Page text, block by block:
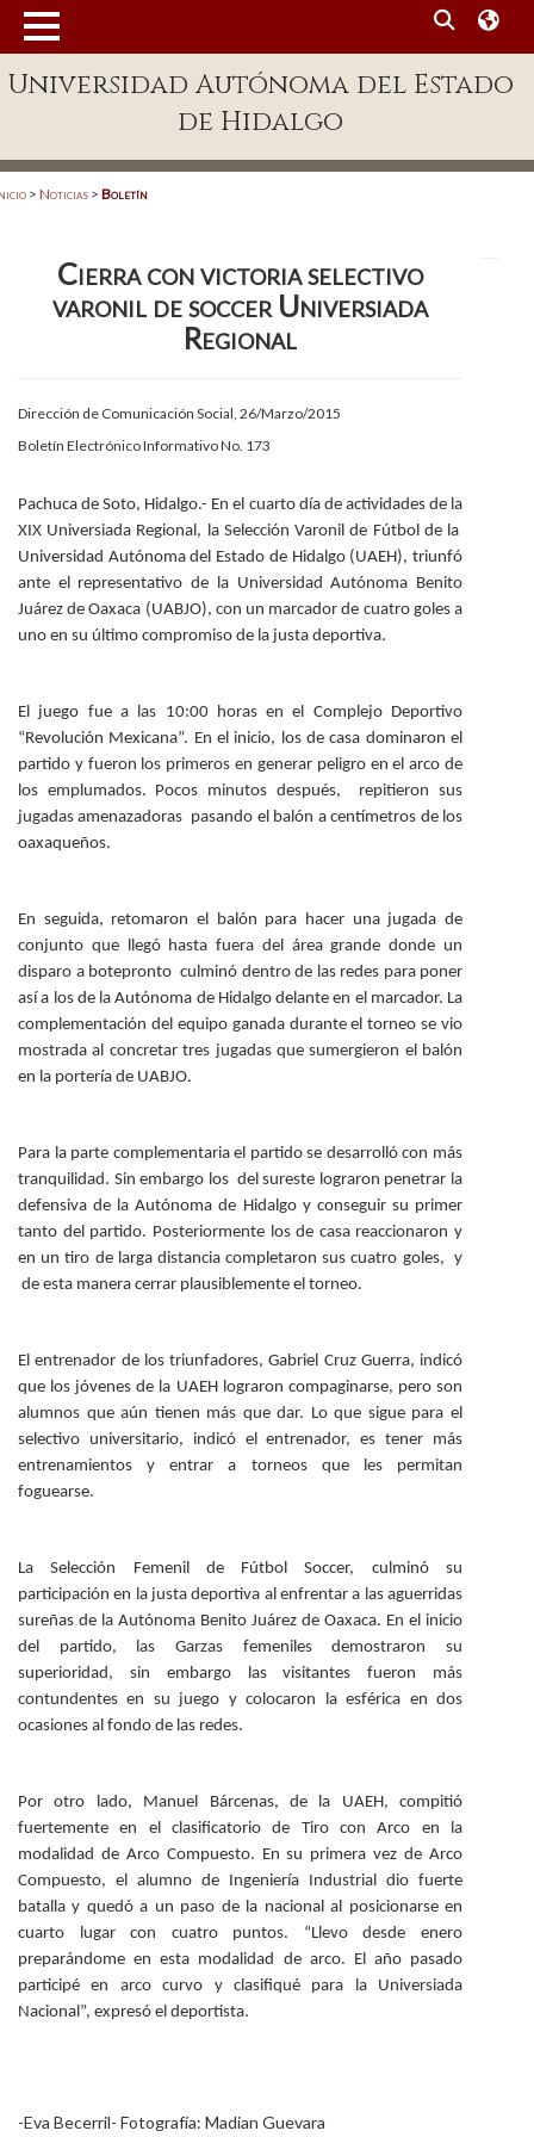
Enlaces
Patronato
Acreditación Internacional
Aspirantes
Personal
Alumni
Universidad Autónoma del Estado
de Hidalgo
> Noticias > Boletín
Cierra con victoria selectivo
varonil de soccer Universiada
Regional
Dirección de Comunicación Social, 26/Marzo/2015
Boletín Electrónico Informativo No. 173
Pachuca de Soto, Hidalgo.- En el cuarto día de actividades de la
XIX Universiada Regional, la Selección Varonil de Fútbol de la
Universidad Autónoma del Estado de Hidalgo (UAEH), triunfó
ante el representativo de la Universidad Autónoma Benito
Juárez de Oaxaca (UABJO), con un marcador de cuatro goles a
uno en su último compromiso de la justa deportiva.
El juego fue a las 10:00 horas en el Complejo Deportivo
“Revolución Mexicana”. En el inicio, los de casa dominaron el
partido y fueron los primeros en generar peligro en el arco de
los emplumados. Pocos minutos después, repitieron sus
jugadas amenazadoras pasando el balón a centímetros de los
oaxaqueños.
En seguida, retomaron el balón para hacer una jugada de
conjunto que llegó hasta fuera del área grande donde un
disparo a botepronto culminó dentro de las redes para poner
así a los de la Autónoma de Hidalgo delante en el marcador. La
complementación del equipo ganada durante el torneo se vio
mostrada al concretar tres jugadas que sumergieron el balón
en la portería de UABJO.
Para la parte complementaria el partido se desarrolló con más
tranquilidad. Sin embargo los del sureste lograron penetrar la
defensiva de la Autónoma de Hidalgo y conseguir su primer
tanto del partido. Posteriormente los de casa reaccionaron y
en un tiro de larga distancia completaron sus cuatro goles, y
de esta manera cerrar plausiblemente el torneo.
El entrenador de los triunfadores, Gabriel Cruz Guerra, indicó
que los jóvenes de la UAEH lograron compaginarse, pero son
alumnos que aún tienen más que dar. Lo que sigue para el
selectivo universitario, indicó el entrenador, es tener más
entrenamientos y entrar a torneos que les permitan
foguearse.
La Selección Femenil de Fútbol Soccer, culminó su
participación en la justa deportiva al enfrentar a las aguerridas
sureñas de la Autónoma Benito Juárez de Oaxaca. En el inicio
del partido, las Garzas femeniles demostraron su
superioridad, sin embargo las visitantes fueron más
contundentes en su juego y colocaron la esférica en dos
ocasiones al fondo de las redes.
Por otro lado, Manuel Bárcenas, de la UAEH, compitió
fuertemente en el clasificatorio de Tiro con Arco en la
modalidad de Arco Compuesto. En su primera vez de Arco
Compuesto, el alumno de Ingeniería Industrial dio fuerte
batalla y quedó a un paso de la nacional al posicionarse en
cuarto lugar con cuatro puntos. “Llevo desde enero
preparándome en esta modalidad de arco. El año pasado
participé en arco curvo y clasifiqué para la Universiada
Nacional”, expresó el deportista.
-Eva Becerril- Fotografía: Madian Guevara